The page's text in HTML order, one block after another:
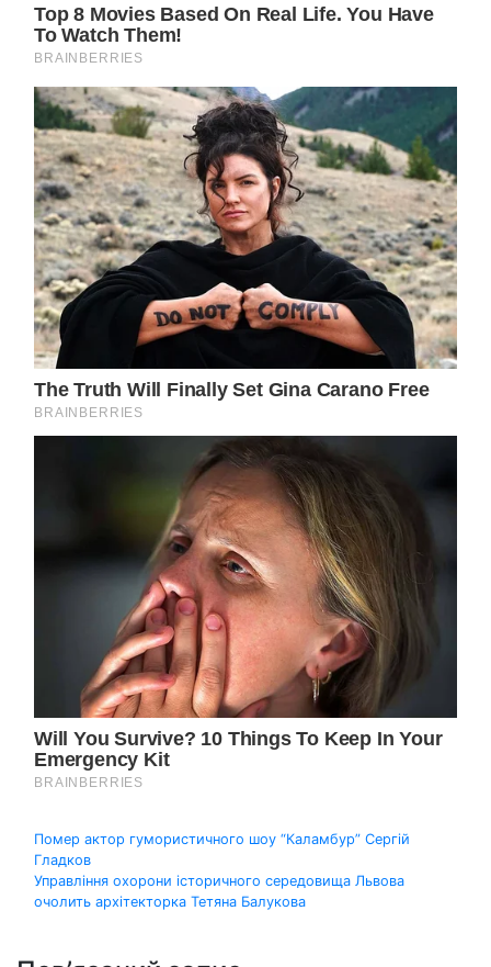
Навігація
записів
Помер актор гумористичного шоу “Каламбур” Сергій
Гладков
Управління охорони історичного середовища Львова
очолить архітекторка Тетяна Балукова